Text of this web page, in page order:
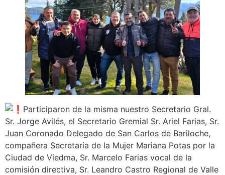
Participaron de la misma nuestro Secretario Gral.
Sr. Jorge Avilés, el Secretario Gremial Sr. Ariel Farias, Sr.
Juan Coronado Delegado de San Carlos de Bariloche,
compañera Secretaria de la Mujer Mariana Potas por la
Ciudad de Viedma, Sr. Marcelo Farias vocal de la
comisión directiva, Sr. Leandro Castro Regional de Valle